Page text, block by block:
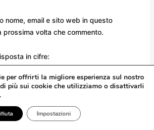
nome, email e sito web in questo
prossima volta che commento.
in cifre:
=per offrirti la migliore esperienza sul nostro
più sui cookie che utilizziamo o disattivarli
.
Impostazioni